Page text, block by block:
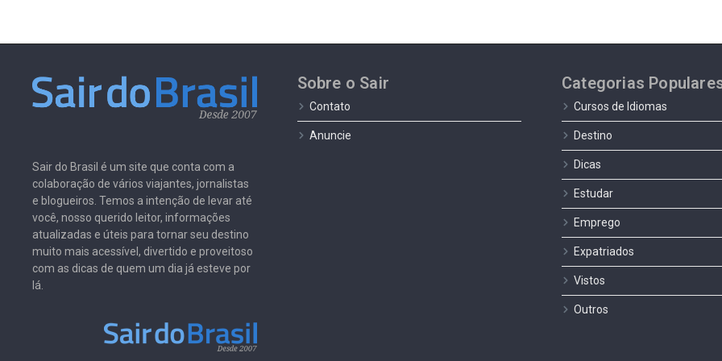
Sair do Brasil é um site que conta com a
colaboração de vários viajantes, jornalistas
e blogueiros. Temos a intenção de levar até
você, nosso querido leitor, informações
atualizadas e úteis para tornar seu destino
muito mais acessível, divertido e proveitoso
com as dicas de quem um dia já esteve por
lá.
Sobre o Sair
Contato
Anuncie
Categorias
Cursos de Idiomas
Destino
Dicas
Estudar
Emprego
Expatriados
Vistos
Outros